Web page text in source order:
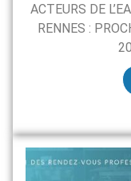
ACTEURS DE
RENNES :